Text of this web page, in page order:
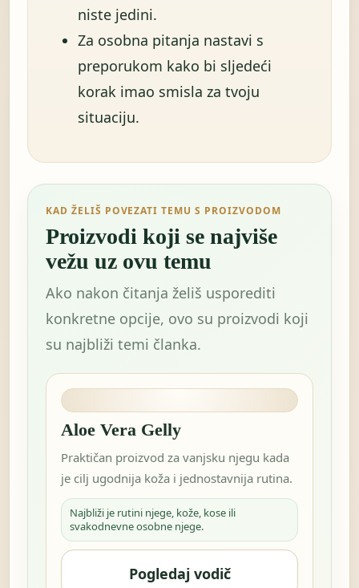
niste jedini.
Za osobna pitanja nastavi s
preporukom kako bi sljedeći
korak imao smisla za tvoju
situaciju.
KAD ŽELIŠ POVEZATI TEMU S PROIZVODOM
Proizvodi koji se najviše
vežu uz ovu temu
Ako nakon čitanja želiš usporediti
konkretne opcije, ovo su proizvodi koji
su najbliži temi članka.
Aloe Vera Gelly
Praktičan proizvod za vanjsku njegu kada
je cilj ugodnija koža i jednostavnija rutina.
Najbliži je rutini njege, kože, kose ili
svakodnevne osobne njege.
Pogledaj vodič